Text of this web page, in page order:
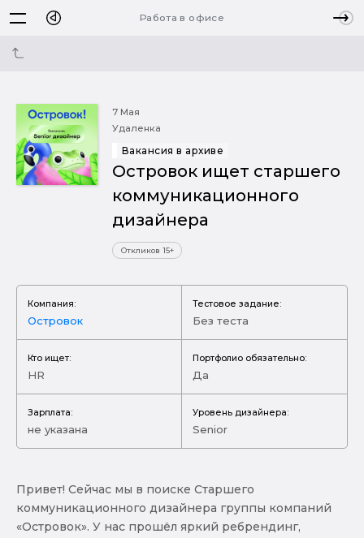
Работа в офисе
7 Мая
Удаленка
Вакансия в архиве
Островок ищет старшего
коммуникационного
дизайнера
Откликов 15+
Компания:
Островок
Тестовое задание:
Без теста
Кто ищет:
HR
Портфолио обязательно:
Да
Зарплата:
не указана
Уровень дизайнера:
Senior
Привет! Сейчас мы в поиске Старшего
коммуникационного дизайнера группы компаний
«Островок». У нас прошёл яркий ребрендинг,